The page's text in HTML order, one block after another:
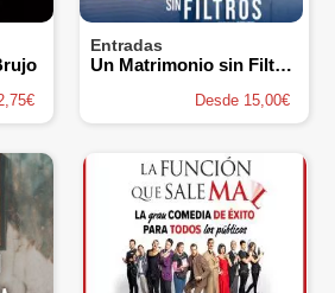
Entradas
Un Matrimonio sin Filtros
Desde 15,00€